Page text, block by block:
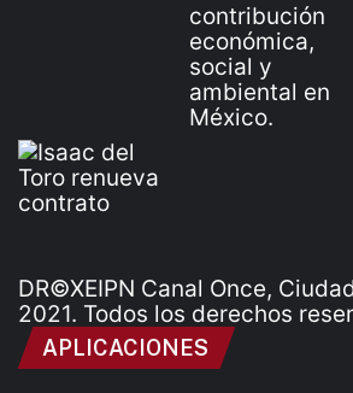
DR©XEIPN Canal Once,
2021. Todos los derechos
APLICACIONES